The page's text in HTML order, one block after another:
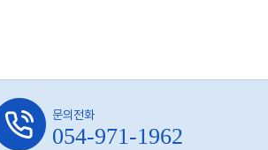
문의전화
054-971-1962